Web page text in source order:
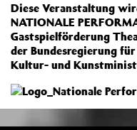
Diese Veranstaltung
NATIONALE
Gastspielförderung
der Bundesregierung
Kultur- und